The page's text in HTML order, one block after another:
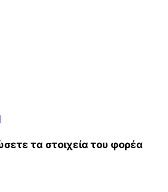
τα στοιχεία του φορέα